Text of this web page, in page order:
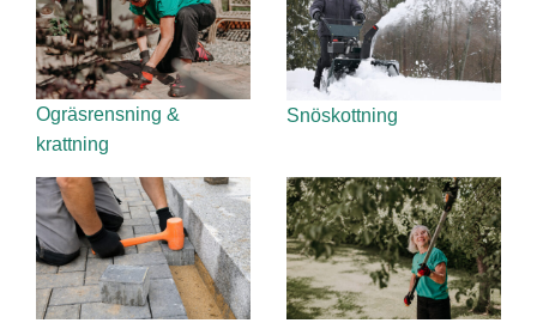
Ogräsrensning &
krattning
Snöskottning